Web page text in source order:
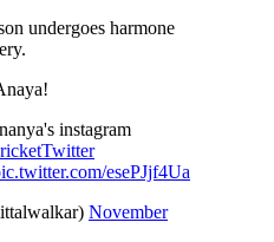
undergoes harmone
instagram
esePJjf4Ua
November